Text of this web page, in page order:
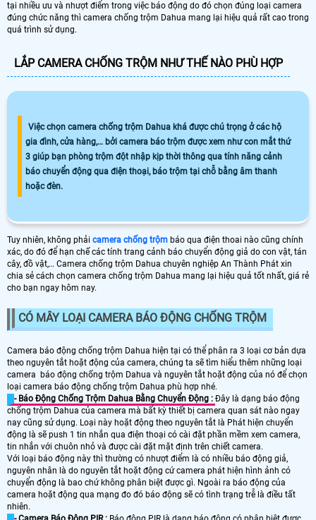
tại nhiều ưu và nhượt điểm trong việc báo động do đó chọn đúng loại camera
đúng chức năng thì camera chống trộm Dahua mang lại hiệu quả rất cao trong
quá trình sử dụng.
LẮP CAMERA CHỐNG TRỘM NHƯ THẾ NÀO PHÙ HỢP
Việc chọn camera chống trộm Dahua khá được chú trọng ở các hộ
gia đình, cửa hàng,… bởi camera báo trộm được xem như con mắt thứ
3 giúp bạn phòng trộm đột nhập kịp thời thông qua tính năng cảnh
báo chuyển động qua điện thoại, báo trộm tại chỗ bằng âm thanh
hoặc đèn.
Tuy nhiên, không phải camera chống trộm báo qua điện thoai nào cũng chính
xác, do đó để hạn chế các tính trang cảnh báo chuyển động giả do con vật, tán
cây, đồ vật,… Camera chống trộm Dahua chuyên nghiệp An Thành Phát xin
chia sẻ cách chọn camera chống trộm Dahua mang lại hiệu quả tốt nhất, giá rẻ
cho bạn ngay hôm nay.
CÓ MÂY LOẠI CAMERA BÁO ĐỘNG CHỐNG TRỘM
Camera báo động chống trộm Dahua hiện tại có thể phân ra 3 loại cơ bản dựa
theo nguyên tắt hoặt động của camera, chúng ta sẽ tìm hiểu thêm những loại
camera báo động chống trộm Dahua và nguyên tắt hoặt động của nó để chọn
loại camera báo động chống trộm Dahua phù hợp nhé.
- Báo Động Chống Trộm Dahua Bằng Chuyển Động : Đây là dạng báo động
chống trộm Dahua của camera mà bất kỳ thiết bị camera quan sát nào ngay
nay cũng sử dụng. Loại này hoặt động theo nguyên tắt là Phát hiện chuyển
động là sẽ push 1 tin nhắn qua điện thoại có cài đặt phần mềm xem camera,
tin nhắn với chuôn nhỏ và được cài đặt mặt định trên chiết camera.
Với loại báo động này thì thường có nhượt điểm là có nhiều báo động giả,
nguyên nhân là do nguyên tắt hoặt động cứ camera phát hiện hình ảnh có
chuyển động là bao chứ không phân biệt được gì. Ngoài ra báo động của
camera hoặt động qua mạng đo đó báo động sẽ có tình trạng trễ là điều tất
nhiên.